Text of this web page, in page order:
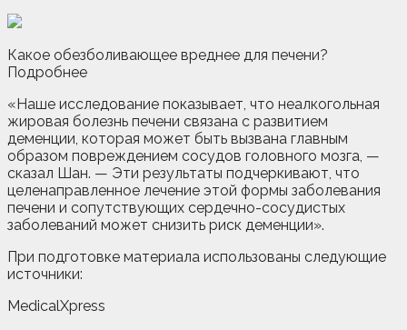
Какое обезболивающее вреднее для печени?
Подробнее
«Наше исследование показывает, что неалкогольная
жировая болезнь печени связана с развитием
деменции, которая может быть вызвана главным
образом повреждением сосудов головного мозга, —
сказал Шан. — Эти результаты подчеркивают, что
целенаправленное лечение этой формы заболевания
печени и сопутствующих сердечно-сосудистых
заболеваний может снизить риск деменции».
При подготовке материала использованы следующие
источники:
MedicalXpress